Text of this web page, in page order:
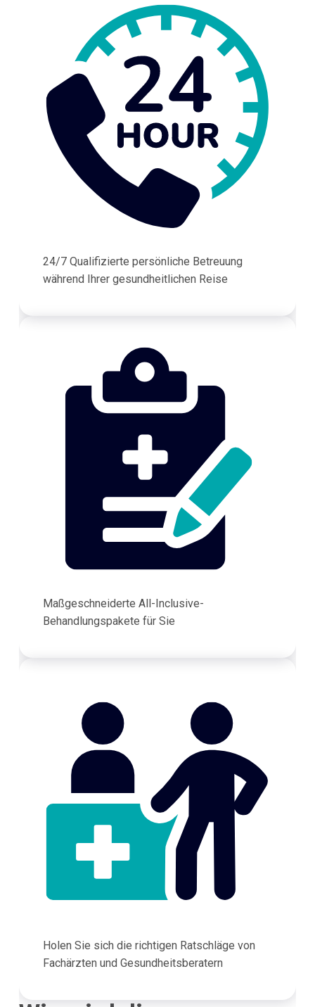
24/7 Qualifizierte persönliche Betreuung
während Ihrer gesundheitlichen Reise
Maßgeschneiderte All-Inclusive-
Behandlungspakete für Sie
Holen Sie sich die richtigen Ratschläge von
Fachärzten und Gesundheitsberatern